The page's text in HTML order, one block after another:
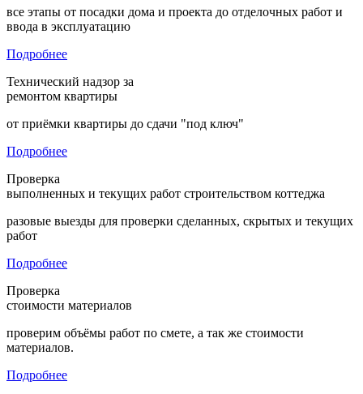
все этапы от посадки дома и проекта до отделочных работ и
ввода в эксплуатацию
Подробнее
Технический надзор за
ремонтом квартиры
от приёмки квартиры до сдачи "под ключ"
Подробнее
Проверка
выполненных и текущих работ строительством коттеджа
разовые выезды для проверки сделанных, скрытых и текущих
работ
Подробнее
Проверка
стоимости материалов
проверим объёмы работ по смете, а так же стоимости
материалов.
Подробнее